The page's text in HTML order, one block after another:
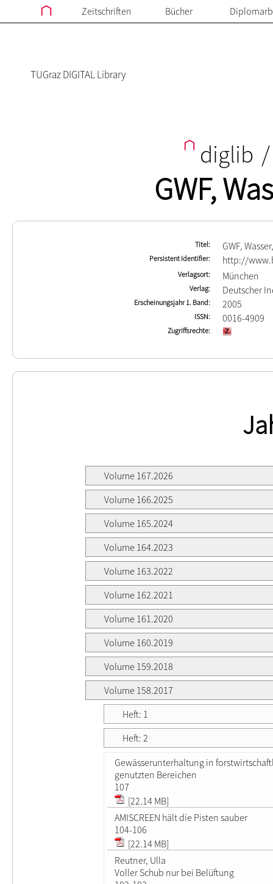
Zeitschriften Bücher
TUGraz DIGITAL Library
diglib /
GWF,
Titel GWF,
Persistent Identifier http://
Verlagsort München
Verlag Deutscher
Erscheinungsjahr 1. Band 2005
ISSN 0016-4909
Zugriffsrechte
Volume 167.2026
Volume 166.2025
Volume 165.2024
Volume 164.2023
Volume 163.2022
Volume 162.2021
Volume 161.2020
Volume 160.2019
Volume 159.2018
Volume 158.2017
Heft: 1
Heft: 2
Gewässerunterhaltung in
genutzten Bereichen
107
[22.14 MB]
AMISCREEN hält die Pisten sauber
104-106
[22.14 MB]
Reutner, Ulla
Voller Schub nur bei Belüftung